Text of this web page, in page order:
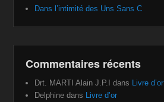
Dans l’intimité des Uns Sans C
Commentaires récents
Drt. MARTI Alain J.P.I dans Livre d’or
Delphine dans Livre d’or